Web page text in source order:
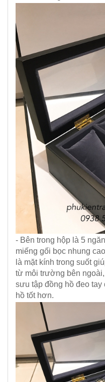
- Bên trong hộp là 5 ngăn
miếng gối bọc nhung
là mặt kính trong suốt
từ môi trường bên
sưu tập đồng hồ đeo tay
hồ tốt hơn.